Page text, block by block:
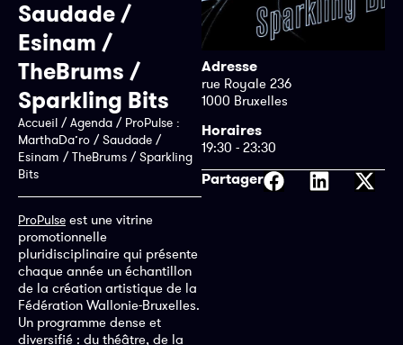
Saudade /
Esinam /
TheBrums /
Sparkling Bits
Accueil /Agenda / ProPulse :
MarthaDa’ro / Saudade /
Esinam / TheBrums / Sparkling
Bits
ProPulse est une vitrine
promotionnelle
pluridisciplinaire qui présente
chaque année un échantillon
de la création artistique de la
Fédération Wallonie-Bruxelles.
Un programme dense et
diversifié : du théâtre, de la
Adresse
rue Royale 236
1000 Bruxelles
Horaires
19:30 - 23:30
Partager